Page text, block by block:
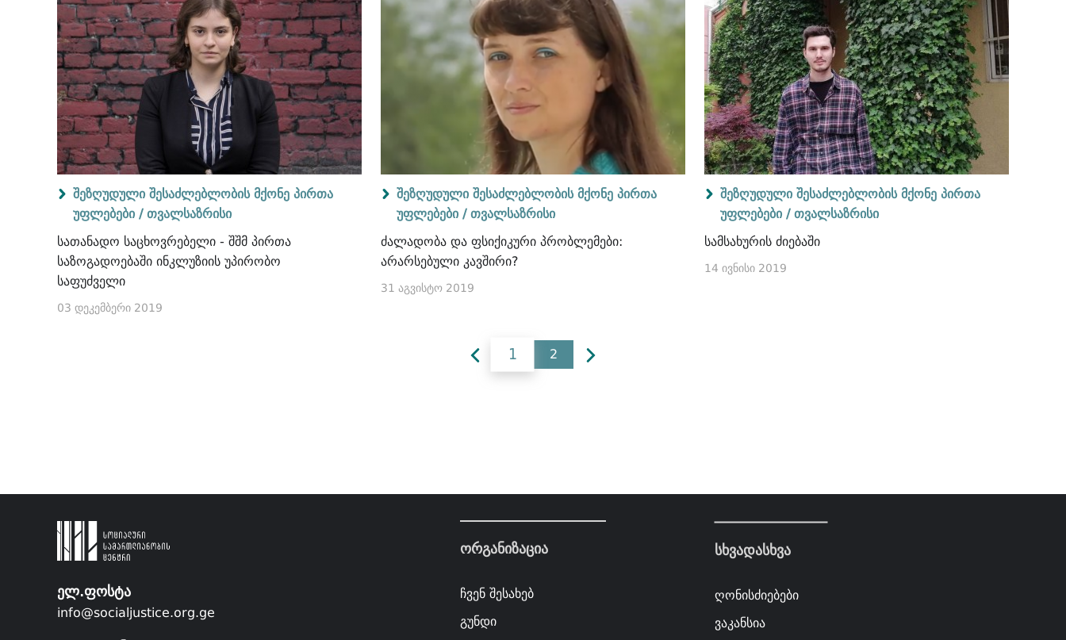
შეზღუდული შესაძლებლობის მქონე პირთა
უფლებები / თვალსაზრისი
სათანადო საცხოვრებელი - შშმ პირთა
საზოგადოებაში ინკლუზიის უპირობო
საფუძველი
03 დეკემბერი 2019
შეზღუდული შესაძლებლობის მქონე პირთა
უფლებები / თვალსაზრისი
ძალადობა და ფსიქიკური პრობლემები:
არარსებული კავშირი?
31 აგვისტო 2019
შეზღუდული შესაძლებლობის მქონე პირთა
უფლებები / თვალსაზრისი
სამსახურის ძიებაში
14 ივნისი 2019
1 2
ელ.ფოსტა
info@socialjustice.org.ge
ორგანიზაცია
ჩვენ შესახებ
გუნდი
სხვადასხვა
ღონისძიებები
ვაკანსია